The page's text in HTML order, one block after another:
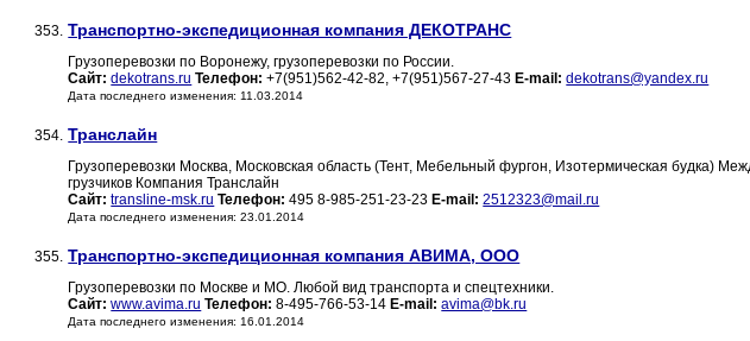
353. Транспортно-экспедиционная компания ДЕКОТРАНС
Грузоперевозки по Воронежу, грузоперевозки по России.
Сайт: dekotrans.ru Телефон: +7(951)562-42-82, +7(951)567-27-43 E-mail: dekotrans@yandex.ru
Дата последнего изменения: 11.03.2014
354. Транслайн
Грузоперевозки Москва, Московская область (Тент, Мебельный фургон, Изотермическая будка)
грузчиков Компания Транслайн
Сайт: transline-msk.ru Телефон: 495 8-985-251-23-23 E-mail: 2512323@mail.ru
Дата последнего изменения: 23.01.2014
355. Транспортно-экспедиционная компания АВИМА, ООО
Грузоперевозки по Москве и МО. Любой вид транспорта и спецтехники.
Сайт: www.avima.ru Телефон: 8-495-766-53-14 E-mail: avima@bk.ru
Дата последнего изменения: 16.01.2014